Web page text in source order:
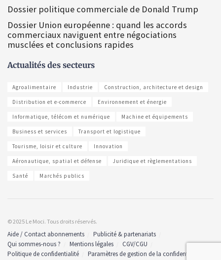
Dossier politique commerciale de Donald Trump
Dossier Union européenne : quand les accords
commerciaux naviguent entre négociations
musclées et conclusions rapides
Actualités des secteurs
Agroalimentaire Industrie Construction, architecture et design
Distribution et e-commerce Environnement et énergie
Informatique, télécom et numérique Machine et équipements
Business et services Transport et logistique
Tourisme, loisir et culture Innovation
Aéronautique, spatial et défense Juridique et règlementations
Santé Marchés publics
© 2025 Le Moci. Tous droits réservés.
Aide / Contact abonnements
Publicité & partenariats
Qui sommes-nous ?
Mentions légales
CGV/CGU
Politique de confidentialité
Paramètres de gestion de la confidentialité